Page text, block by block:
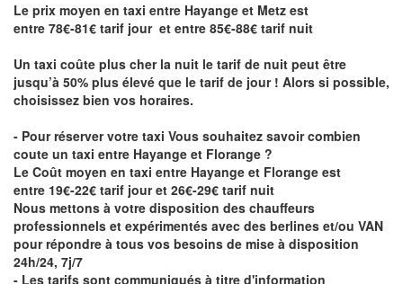
Le prix moyen en taxi entre Hayange et Metz est
entre 78€-81€ tarif jour et entre 85€-88€ tarif nuit
Un taxi coûte plus cher la nuit le tarif de nuit peut être
jusqu’à 50% plus élevé que le tarif de jour ! Alors si possible,
choisissez bien vos horaires.
- Pour réserver votre taxi Vous souhaitez savoircombien
coute un taxi entre Hayange et Florange ?
Le Coût moyen en taxi entre Hayange et Florange est
entre 19€-22€ tarif jour et 26€-29€ tarif nuit
Nous mettons à votre disposition des chauffeurs
professionnels et expérimentés avec des berlines et/ou VAN
pour répondre à tous vos besoins de mise à disposition
24h/24, 7j/7
- Les tarifs sont communiqués à titre d'information